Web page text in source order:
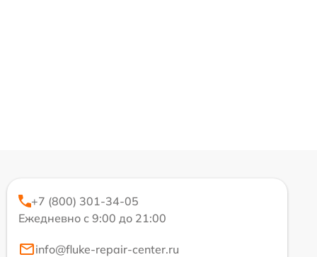
+7 (800) 301-34-05
Ежедневно с 9:00 до 21:00
info@fluke-repair-center.ru